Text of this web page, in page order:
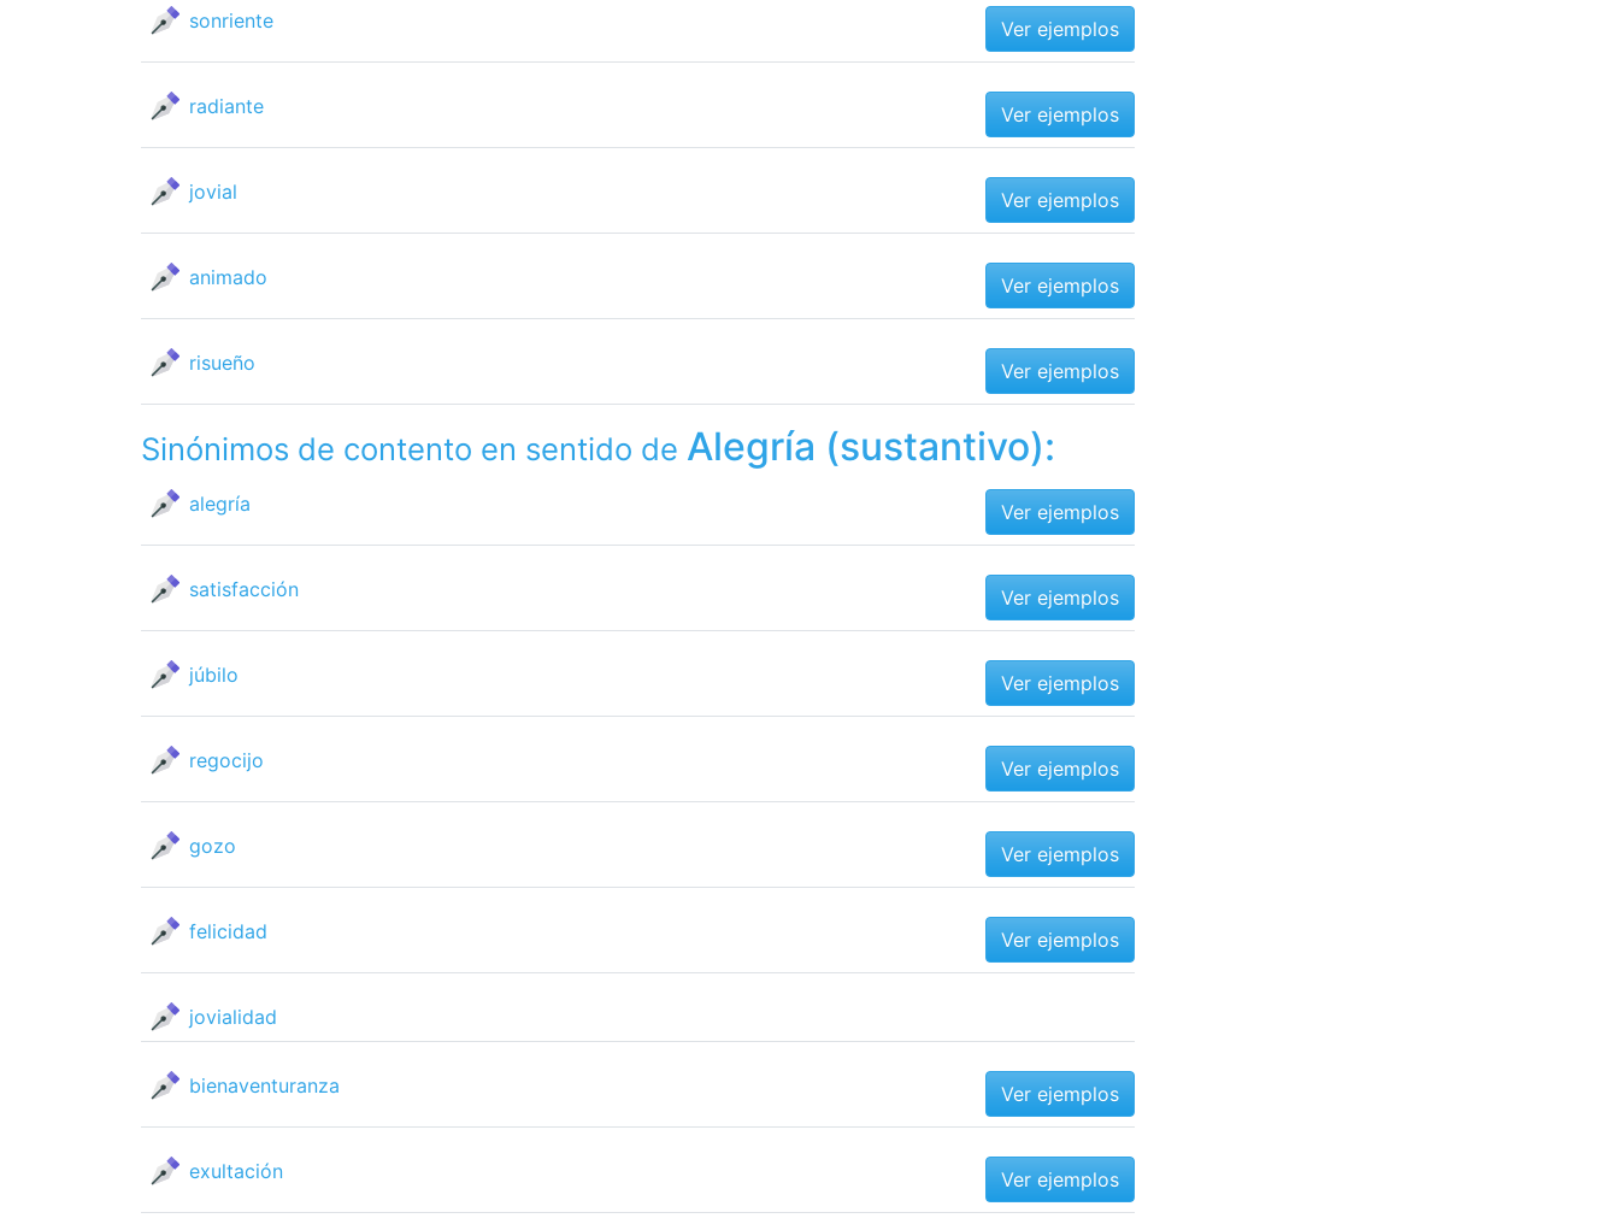
sonriente Ver ejemplos
radiante Ver ejemplos
jovial Ver ejemplos
animado Ver ejemplos
risueño Ver ejemplos
Sinónimos de contento en sentido de Alegría (sustantivo):
alegría Ver ejemplos
satisfacción Ver ejemplos
júbilo Ver ejemplos
regocijo Ver ejemplos
gozo Ver ejemplos
felicidad Ver ejemplos
jovialidad
bienaventuranza Ver ejemplos
exultación Ver ejemplos